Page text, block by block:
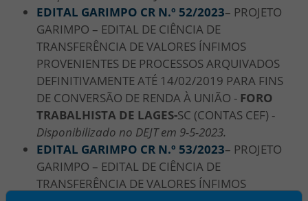
EDITAL GARIMPO CR N.º 52/2023– PROJETO
GARIMPO – EDITAL DE CIÊNCIA DE
TRANSFERÊNCIA DE VALORES ÍNFIMOS
PROVENIENTES DE PROCESSOS ARQUIVADOS
DEFINITIVAMENTE ATÉ 14/02/2019 PARA FINS
DE CONVERSÃO DE RENDA À UNIÃO - FORO
TRABALHISTA DE LAGES-SC (CONTAS CEF) -
Disponibilizado no DEJT em 9-5-2023.
EDITAL GARIMPO CR N.º 53/2023– PROJETO
GARIMPO – EDITAL DE CIÊNCIA DE
TRANSFERÊNCIA DE VALORES ÍNFIMOS